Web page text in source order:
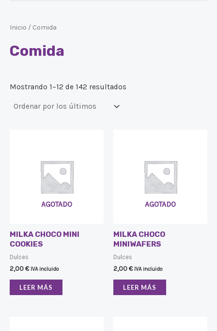
Inicio / Comida
Comida
Mostrando 1–12 de 142 resultados
AGOTADO
MILKA CHOCO MINI
COOKIES
Dulces
2,00€ IVA incluido
LEER MÁS
AGOTADO
MILKA CHOCO
MINIWAFERS
Dulces
2,00€ IVA incluido
LEER MÁS